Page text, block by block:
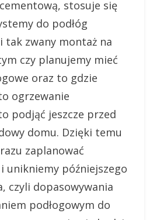
stosuje się
do podłóg
tak zwany montaż na
czy planujemy mieć
oraz to gdzie
ogrzewanie
podjąć jeszcze przed
domu. Dzięki temu
zaplanować
unikniemy późniejszego
czyli dopasowywania
podłogowym do